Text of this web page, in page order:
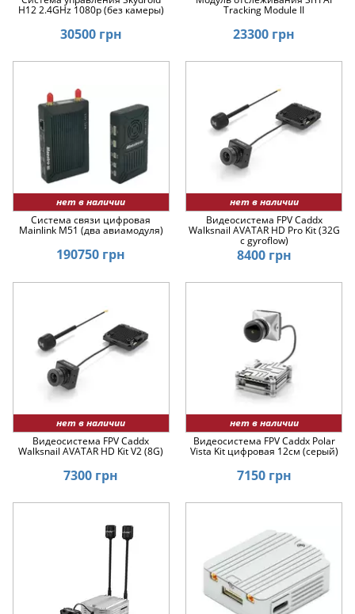
H12 2.4GHz 1080p (без камеры)
30500 грн
Tracking Module II
23300 грн
нет в наличии
Система связи цифровая
Mainlink M51 (два авиамодуля)
190750 грн
нет в наличии
Видеосистема FPV Caddx
Walksnail AVATAR HD Pro Kit (32G
с gyroflow)
8400 грн
нет в наличии
Видеосистема FPV Caddx
Walksnail AVATAR HD Kit V2 (8G)
7300 грн
нет в наличии
Видеосистема FPV Caddx Polar
Vista Kit цифровая 12см (серый)
7150 грн